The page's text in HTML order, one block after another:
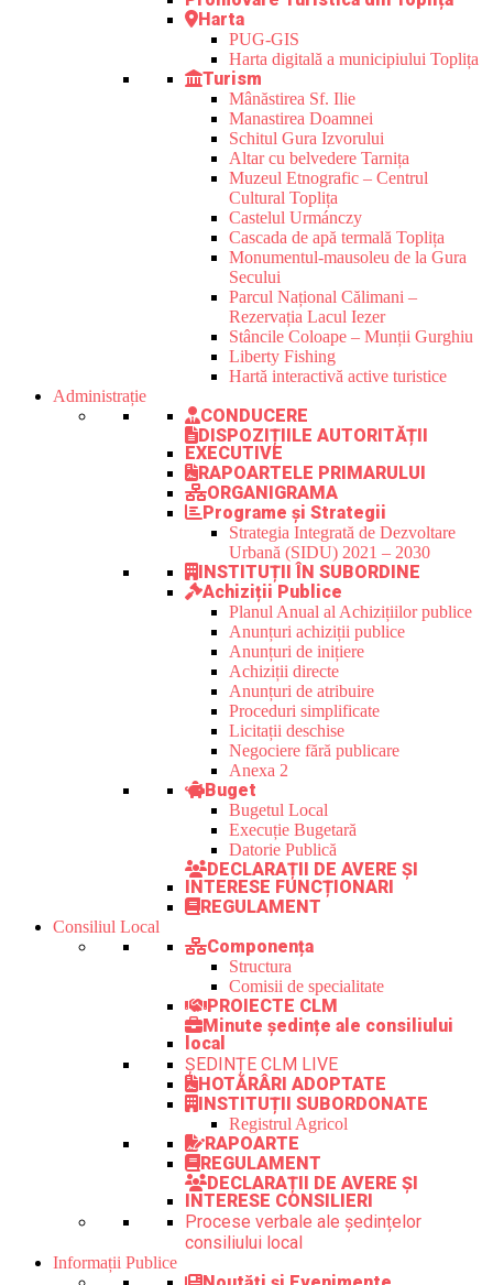
Harta
PUG-GIS
Harta digitală a municipiului Toplița
Turism
Mânăstirea Sf. Ilie
Manastirea Doamnei
Schitul Gura Izvorului
Altar cu belvedere Tarnița
Muzeul Etnografic – Centrul
Cultural Toplița
Castelul Urmánczy
Cascada de apă termală Toplița
Monumentul-mausoleu de la Gura
Secului
Parcul Național Călimani –
Rezervația Lacul Iezer
Stâncile Coloape – Munții Gurghiu
Liberty Fishing
Hartă interactivă active turistice
Administrație
CONDUCERE
DISPOZIȚIILE AUTORITĂȚII
EXECUTIVE
RAPOARTELE PRIMARULUI
ORGANIGRAMA
Programe și Strategii
Strategia Integrată de Dezvoltare
Urbană (SIDU) 2021 – 2030
INSTITUȚII ÎN SUBORDINE
Achiziții Publice
Planul Anual al Achizițiilor publice
Anunțuri achiziții publice
Anunțuri de inițiere
Achiziții directe
Anunțuri de atribuire
Proceduri simplificate
Licitații deschise
Negociere fără publicare
Anexa 2
Buget
Bugetul Local
Execuție Bugetară
Datorie Publică
DECLARAȚII DE AVERE ȘI
INTERESE FUNCȚIONARI
REGULAMENT
Consiliul Local
Componența
Structura
Comisii de specialitate
PROIECTE CLM
Minute ședințe ale consiliului
local
ȘEDINȚE CLM LIVE
HOTĂRÂRI ADOPTATE
INSTITUȚII SUBORDONATE
Registrul Agricol
RAPOARTE
REGULAMENT
DECLARAȚII DE AVERE ȘI
INTERESE CONSILIERI
Procese verbale ale ședințelor
consiliului local
Informații Publice